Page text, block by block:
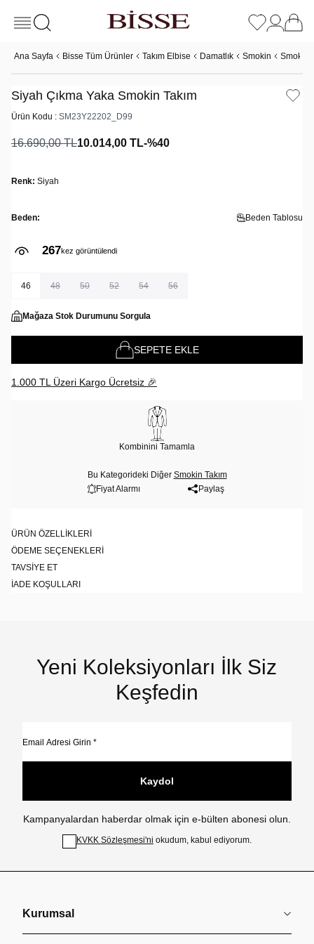
Ana Sayfa Bisse Tüm Ürünler Takım Elbise Damatlık Smokin Smokin
Siyah Çıkma Yaka Smokin Takım
Ürün Kodu : SM23Y22202_D99
16.690,00TL10.014,00 TL-%40
Renk: Siyah
Beden: Beden Tablosu
267kez görüntülendi
46 48 50 52 54 56
Mağaza Stok Durumunu Sorgula
SEPETE EKLE
1.000 TL Üzeri Kargo Ücretsiz 🎉
Kombinini Tamamla
Bu Kategorideki Diğer Smokin Takım
Fiyat Alarmı
Paylaş
ÜRÜN ÖZELLIKLERI
ÖDEME SEÇENEKLERI
TAVSIYE ET
İADE KOŞULLARI
Yeni Koleksiyonları İlk Siz
Keşfedin
Kaydol
Kampanyalardan haberdar olmak için e-bülten abonesi olun.
KVKK Sözleşmesi'ni okudum, kabul ediyorum.
Kurumsal